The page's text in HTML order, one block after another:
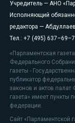
Учредитель — АНО
Исполняющий
редактора —
Тел.: +7 (495)
«Парламентская
Федерального
газеты -
публикатор
законов и актов
газета» имеет пункты
федерации.
Сайт «Парламентской